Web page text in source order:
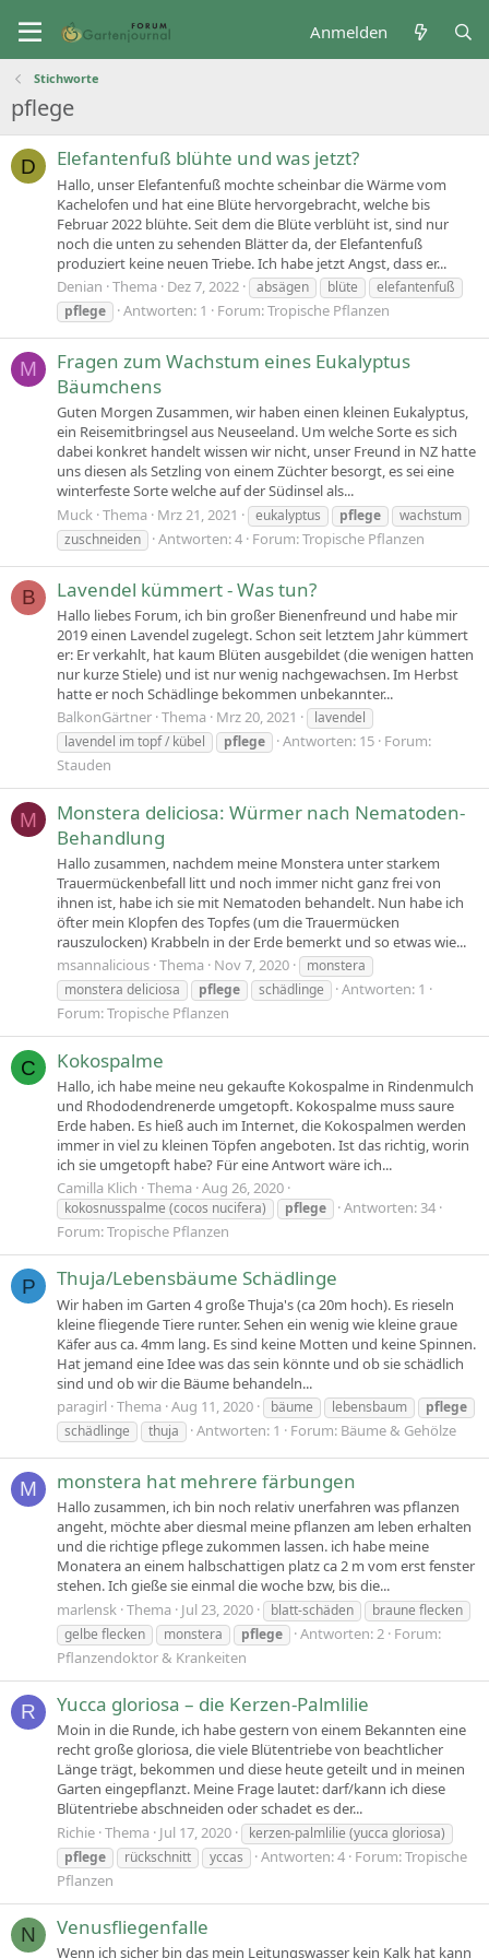
Anmelden
Stichworte
pflege
D Elefantenfuß blühte und was jetzt?
Hallo, unser Elefantenfuß mochte scheinbar die Wärme vom
Kachelofen und hat eine Blüte hervorgebracht, welche bis
Februar 2022 blühte. Seit dem die Blüte verblüht ist, sind nur
noch die unten zu sehenden Blätter da, der Elefantenfuß
produziert keine neuen Triebe. Ich habe jetzt Angst, dass er...
Denian Thema Dez 7, 2022 absägen blüte
elefantenfuß
pflege
Antworten: 1 Forum:Tropische Pflanzen
M
Fragen zum Wachstum eines Eukalyptus
Bäumchens
Guten Morgen Zusammen, wir haben einen kleinen Eukalyptus,
ein Reisemitbringsel aus Neuseeland. Um welche Sorte es sich
dabei konkret handelt wissen wir nicht, unser Freund in NZ hatte
uns diesen als Setzling von einem Züchter besorgt, es sei eine
winterfeste Sorte welche auf der Südinsel als...
Muck Thema Mrz 21, 2021 eukalyptus pflege
wachstum
zuschneiden
Antworten: 4 Forum:Tropische Pflanzen
B Lavendel kümmert - Was tun?
Hallo liebes Forum, ich bin großer Bienenfreund und habe mir
2019 einen Lavendel zugelegt. Schon seit letztem Jahr kümmert
er: Er verkahlt, hat kaum Blüten ausgebildet (die wenigen hatten
nur kurze Stiele) und ist nur wenig nachgewachsen. Im Herbst
hatte er noch Schädlinge bekommen unbekannter...
BalkonGärtner Thema Mrz 20, 2021
lavendel
lavendel im topf / kübel
pflege Antworten: 15 Forum:
Stauden
M
Monstera deliciosa: Würmer nach Nematoden-
Behandlung
Hallo zusammen, nachdem meine Monstera unter starkem
Trauermückenbefall litt und noch immer nicht ganz frei von
ihnen ist, habe ich sie mit Nematoden behandelt. Nun habe ich
öfter mein Klopfen des Topfes (um die Trauermücken
rauszulocken) Krabbeln in der Erde bemerkt und so etwas wie...
msannalicious Thema Nov 7, 2020
monstera
monstera deliciosa
pflege schädlinge
Antworten: 1
Forum:Tropische Pflanzen
C Kokospalme
Hallo, ich habe meine neu gekaufte Kokospalme in Rindenmulch
und Rhododendrenerde umgetopft. Kokospalme muss saure
Erde haben. Es hieß auch im Internet, die Kokospalmen werden
immer in viel zu kleinen Töpfen angeboten. Ist das richtig, worin
ich sie umgetopft habe? Für eine Antwort wäre ich...
Camilla Klich Thema Aug 26, 2020
kokosnusspalme (cocos nucifera) pflege
Antworten: 34
Forum:Tropische Pflanzen
P Thuja/Lebensbäume Schädlinge
Wir haben im Garten 4 große Thuja's (ca 20m hoch). Es rieseln
kleine fliegende Tiere runter. Sehen ein wenig wie kleine graue
Käfer aus ca. 4mm lang. Es sind keine Motten und keine Spinnen.
Hat jemand eine Idee was das sein könnte und ob sie schädlich
sind und ob wir die Bäume behandeln...
paragirl Thema Aug 11, 2020 bäume lebensbaum
pflege
schädlinge
thuja Antworten: 1 Forum: Bäume & Gehölze
M monstera hat mehrere färbungen
Hallo zusammen, ich bin noch relativ unerfahren was pflanzen
angeht, möchte aber diesmal meine pflanzen am leben erhalten
und die richtige pflege zukommen lassen. ich habe meine
Monatera an einem halbschattigen platz ca 2 m vom erst fenster
stehen. Ich gieße sie einmal die woche bzw, bis die...
marlensk Thema Jul 23, 2020 blatt-schäden
braune flecken
gelbe flecken
monstera pflege Antworten: 2 Forum:
Pflanzendoktor & Krankeiten
R Yucca gloriosa – die Kerzen-Palmlilie
Moin in die Runde, ich habe gestern von einem Bekannten eine
recht große gloriosa, die viele Blütentriebe von beachtlicher
Länge trägt, bekommen und diese heute geteilt und in meinen
Garten eingepflanzt. Meine Frage lautet: darf/kann ich diese
Blütentriebe abschneiden oder schadet es der...
Richie Thema Jul 17, 2020
kerzen-palmlilie (yucca gloriosa)
pflege
rückschnitt yccas Antworten: 4 Forum:Tropische
Pflanzen
N Venusfliegenfalle
Wenn ich sicher bin das mein Leitungswasser kein Kalk hat kann